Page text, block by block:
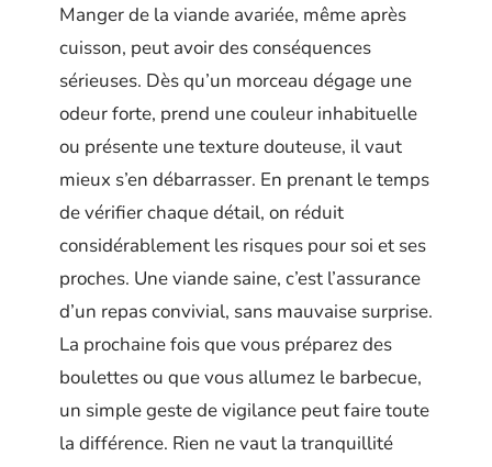
Manger de la viande avariée, même après
cuisson, peut avoir des conséquences
sérieuses. Dès qu’un morceau dégage une
odeur forte, prend une couleur inhabituelle
ou présente une texture douteuse, il vaut
mieux s’en débarrasser. En prenant le temps
de vérifier chaque détail, on réduit
considérablement les risques pour soi et ses
proches. Une viande saine, c’est l’assurance
d’un repas convivial, sans mauvaise surprise.
La prochaine fois que vous préparez des
boulettes ou que vous allumez le barbecue,
un simple geste de vigilance peut faire toute
la différence. Rien ne vaut la tranquillité